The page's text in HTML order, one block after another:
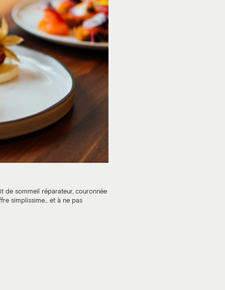
de sommeil réparateur, couronnée
simplissime... et à ne pas